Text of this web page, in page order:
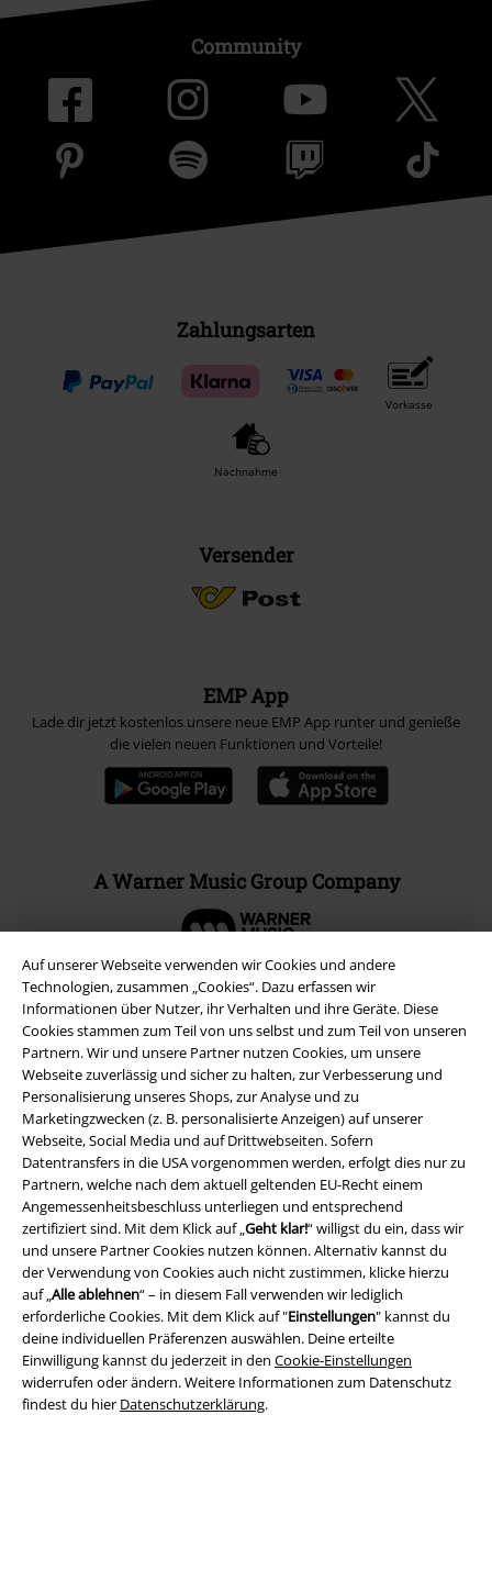
Auf unserer Webseite verwenden wir Cookies und andere
Technologien, zusammen „Cookies“. Dazu erfassen wir
Informationen über Nutzer, ihr Verhalten und ihre Geräte. Diese
Cookies stammen zum Teil von uns selbst und zum Teil von unseren
Partnern. Wir und unsere Partner nutzen Cookies, um unsere
Webseite zuverlässig und sicher zu halten, zur Verbesserung und
Personalisierung unseres Shops, zur Analyse und zu
Marketingzwecken (z. B. personalisierte Anzeigen) auf unserer
Webseite, Social Media und auf Drittwebseiten. Sofern
Datentransfers in die USA vorgenommen werden, erfolgt dies nur zu
Partnern, welche nach dem aktuell geltenden EU-Recht einem
Angemessenheitsbeschluss unterliegen und entsprechend
zertifiziert sind. Mit dem Klick auf „Geht klar!“ willigst du ein, dass wir
und unsere Partner Cookies nutzen können. Alternativ kannst du
der Verwendung von Cookies auch nicht zustimmen, klicke hierzu
auf „Alle ablehnen“ – in diesem Fall verwenden wir lediglich
erforderliche Cookies. Mit dem Klick auf "Einstellungen" kannst du
deine individuellen Präferenzen auswählen. Deine erteilte
Einwilligung kannst du jederzeit in den Cookie-Einstellungen
widerrufen oder ändern. Weitere Informationen zum Datenschutz
findest du hier Datenschutzerklärung.
Community
Zahlungsarten
Vorkasse
Nachnahme
Versender
EMP App
Lade dir jetzt kostenlos unsere neue EMP App runter und genieße
die vielen neuen Funktionen und Vorteile!
A Warner Music Group Company
Rechtliches
AGB
Impressum
Datenschutz
Entsorgung und Umweltschutz